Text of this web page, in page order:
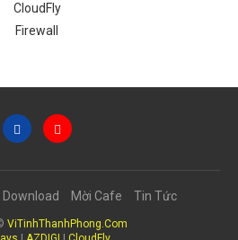
CloudFly
Firewall
Download Mời Cafe Tin Tức
ViTinhThanhPhong.Com